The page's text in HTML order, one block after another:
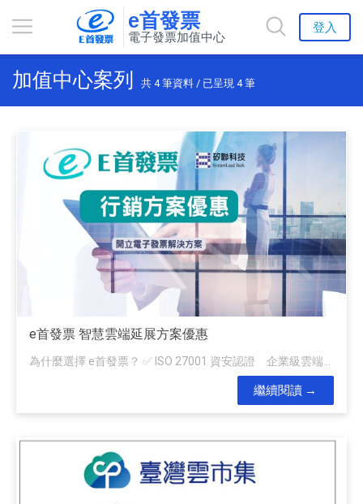
e首發票
電子發票加值中心
登入
加值中心案列 共 4筆資料 / 已呈現 4筆
e首發票 智慧雲端延展方案優惠
為什麼選擇 e首發票？ ✅ ISO 27001 資安認證 企業級雲端...
繼續閱讀